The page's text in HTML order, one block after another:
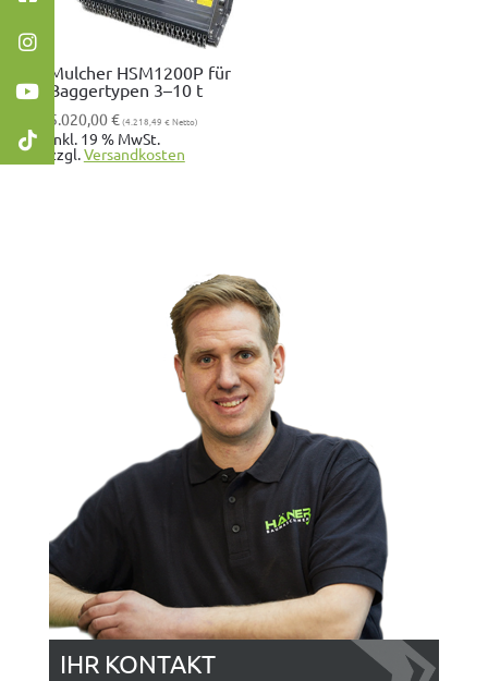
Mulcher HSM1200P für
Baggertypen 3–10 t
5.020,00€(4.218,49 €Netto)
inkl. 19 % MwSt.
zzgl.Ver­sand­kosten
IHR KONTAKT